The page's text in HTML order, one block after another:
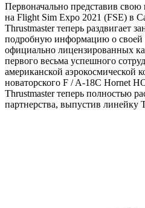
Первоначально представив
на Flight Sim Expo 2021 (FSE) в
Thrustmaster теперь раздвигает
подробную информацию о своей
официально лицензированных
первого весьма успешного
американской аэрокосмической
новаторского F / A-18C Hornet
Thrustmaster теперь полностью
партнерства, выпустив линейку